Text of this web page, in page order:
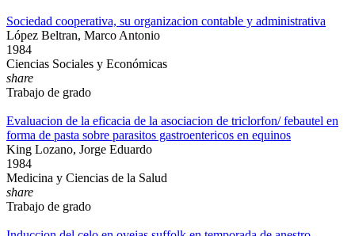
Sociedad cooperativa, su organizacion contable y administrativa
López Beltran, Marco Antonio
1984
Ciencias Sociales y Económicas
share
Trabajo de grado
Evaluacion de la eficacia de la asociacion de triclorfon/ febautel en
forma de pasta sobre parasitos gastroentericos en equinos
King Lozano, Jorge Eduardo
1984
Medicina y Ciencias de la Salud
share
Trabajo de grado